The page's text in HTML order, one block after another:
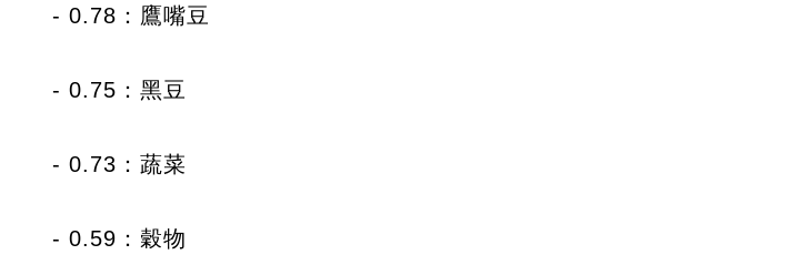
- 0.78：鷹嘴豆
- 0.75：黑豆
- 0.73：蔬菜
- 0.59：穀物